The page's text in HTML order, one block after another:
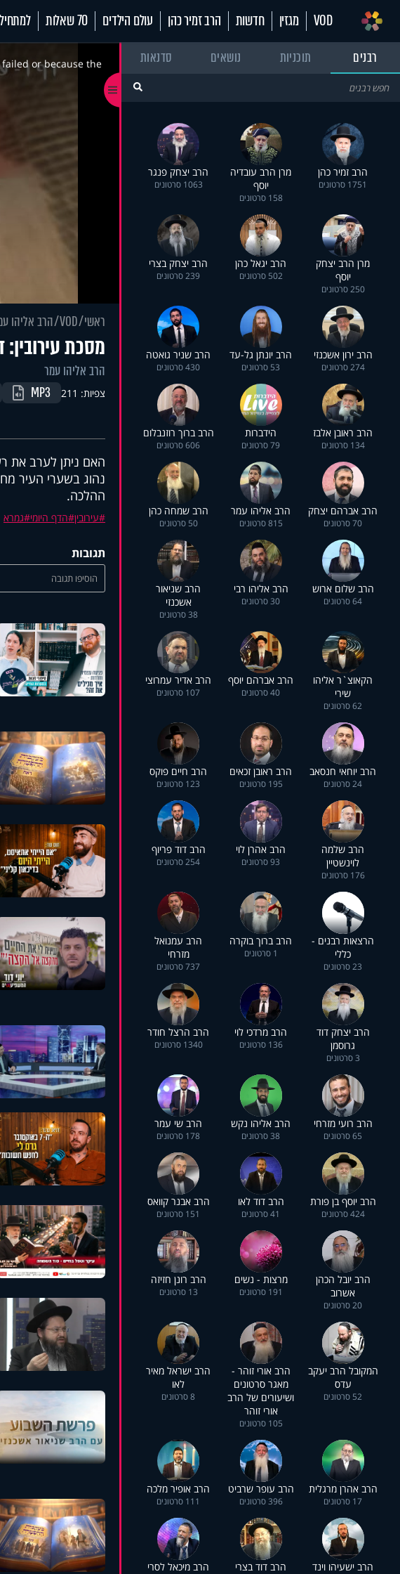
VOD מגזין חדשות הרב זמיר כהן עולם הילדים 70 שאלות
רבנים
תוכניות נושאים סדנאות
הרב זמיר כהן
1751 סרטונים
מרן הרב עובדיה
יוסף
158 סרטונים
הרב יצחק פנגר
1063 סרטונים
מרן הרב יצחק
יוסף
250 סרטונים
הרב יגאל כהן
502 סרטונים
הרב יצחק בצרי
239 סרטונים
הרב ירון אשכנזי
274 סרטונים
הרב יונתן גל-עד
53 סרטונים
הרב שניר גואטה
430 סרטונים
הרב ראובן אלבז
134 סרטונים
הידברות
79 סרטונים
הרב ברוך רוזנבלום
606 סרטונים
הרב אברהם יצחק
70 סרטונים
הרב אליהו עמר
815 סרטונים
הרב שמחה כהן
50 סרטונים
הרב שלום ארוש
64 סרטונים
הרב אליהו רבי
30 סרטונים
הרב שניאור
אשכנזי
38 סרטונים
הקאוצ`ר אליהו
שירי
62 סרטונים
הרב אברהם יוסף
40 סרטונים
הרב אדיר עמרוצי
107 סרטונים
הרב יוחאי חנסאב
24 סרטונים
הרב ראובן זכאים
195 סרטונים
הרב חיים פוקס
123 סרטונים
הרב שלמה
לוינשטיין
176 סרטונים
הרב אהרן לוי
93 סרטונים
הרב דוד פריוף
254 סרטונים
הרצאות רבנים -
כללי
23 סרטונים
הרב ברוך בוקרה
1 סרטונים
הרב עמנואל
מזרחי
737 סרטונים
הרב יצחק דוד
גרוסמן
3 סרטונים
הרב מרדכי לוי
136 סרטונים
הרב הרצל חודר
1340 סרטונים
הרב רועי מזרחי
65 סרטונים
הרב אליהו נקש
38 סרטונים
הרב שי עמר
178 סרטונים
הרב יוסף בן פורת
424 סרטונים
הרב דוד לאו
41 סרטונים
הרב אבנר קוואס
151 סרטונים
הרב יובל הכהן
אשרוב
20 סרטונים
מרצות - נשים
191 סרטונים
הרב רונן חזיזה
13 סרטונים
המקובל הרב יעקב
עדס
52 סרטונים
הרב אורי זוהר -
מאגר סרטונים
ושיעורים של הרב
אורי זוהר
105 סרטונים
הרב ישראל מאיר
לאו
8 סרטונים
הרב אהרן מרגלית
17 סרטונים
הרב עופר שרביט
396 סרטונים
הרב אופיר מלכה
111 סרטונים
הרב ישעיהו וינד הרב דוד בצרי הרב מיכאל לסרי
or because the
ראשי VOD הרב אליהו
מסכת
הרב אליהו עמר
צפיות: 211 MP3
האם ניתן לערב את
נהוג בשערי העיר
ההלכה.
עירובין הדף היומי גמרא
תגובות
הוסיפו תגובה